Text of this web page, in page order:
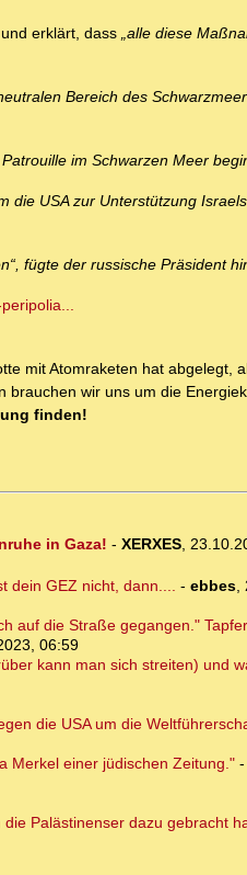
erklärt, dass „alle diese
Bereich des
im Schwarzen Meer
die USA zur Unterstützung
fügte der russische Präsident
mit Atomraketen hat abgelegt,
wir uns um die
finden!
in Gaza! - XERXES,
dein GEZ nicht, dann.... - ebbes,
auf die Straße gegangen."
06:59
kann man sich streiten) und
die USA um die
Merkel einer jüdischen Zeitung."-
Palästinenser dazu gebracht